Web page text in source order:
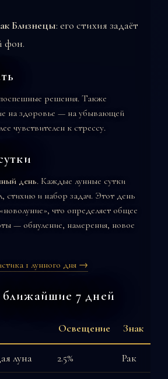
Близнецы: его стихия задаёт
фон.
решения. Также
на здоровье — на убывающей
чувствителен к стрессу.
день. Каждые лунные сутки
стихию и набор задач. Этот день
что определяет общее
— обнуление, намерения, новое
1 лунного дня →
ближайшие 7 дней
Освещение Знак
луна 2.5% Рак